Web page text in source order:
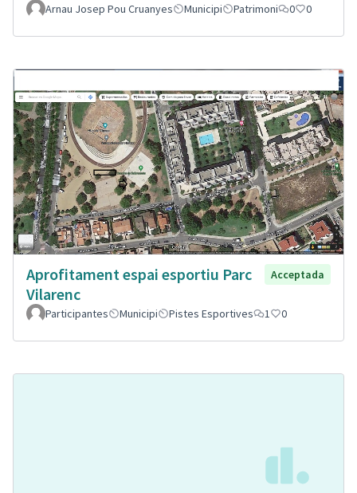
Arnau Josep Pou Cruanyes Municipi Patrimoni 0 0
Aprofitament espai esportiu Parc
Vilarenc
Acceptada
Participantes Municipi Pistes Esportives 1 0